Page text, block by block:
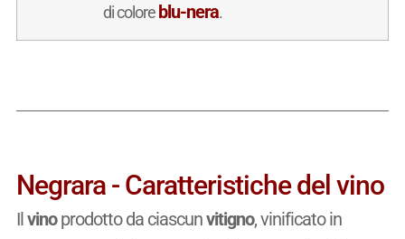
di coloreblu-nera.
Negrara - Caratteristiche del vino
Ilvinoprodotto da ciascunvitigno, vinificato in